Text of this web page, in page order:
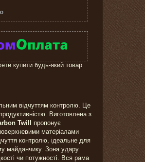
купити будь-який товар
відчуттям контролю. Це
Виготовлена з
Twill
пропонує
матеріалами
контролю, ідеальне для
майданчику. Зона удару
чи потужності. Вся рама